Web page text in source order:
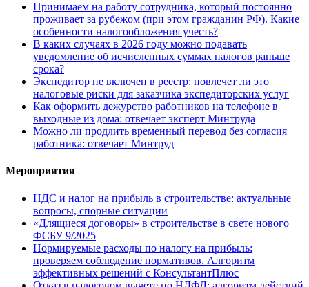
Принимаем на работу сотрудника, который постоянно
проживает за рубежом (при этом гражданин РФ). Какие
особенности налогообложения учесть?
В каких случаях в 2026 году можно подавать
уведомление об исчисленных суммах налогов раньше
срока?
Экспедитор не включен в реестр: повлечет ли это
налоговые риски для заказчика экспедиторских услуг
Как оформить дежурство работников на телефоне в
выходные из дома: отвечает эксперт Минтруда
Можно ли продлить временный перевод без согласия
работника: отвечает Минтруд
Мероприятия
НДС и налог на прибыль в строительстве: актуальные
вопросы, спорные ситуации
«Длящиеся договоры» в строительстве в свете нового
ФСБУ 9/2025
Нормируемые расходы по налогу на прибыль:
проверяем соблюдение нормативов. Алгоритм
эффективных решений с КонсультантПлюс